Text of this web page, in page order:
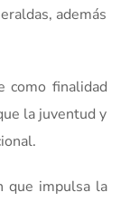
además
como finalidad
la juventud y
que impulsa la